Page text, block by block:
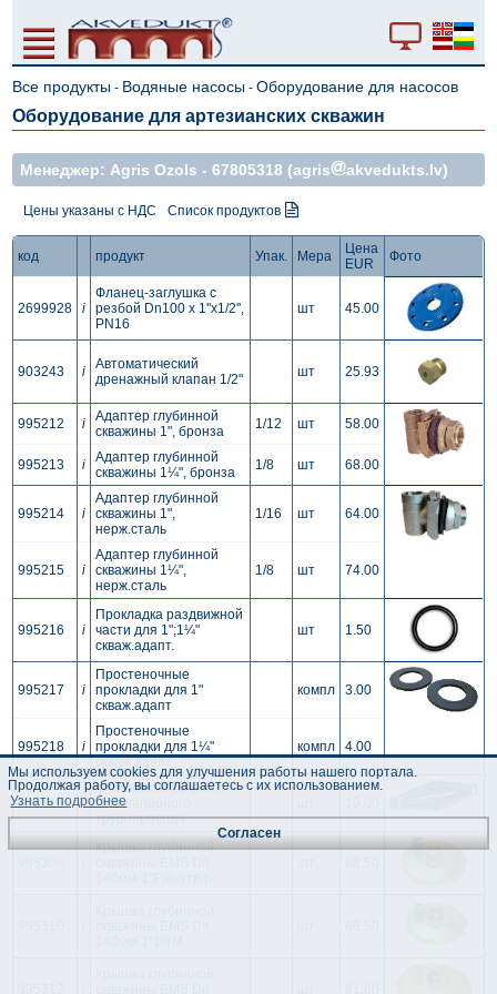
Все продукты - Водяные насосы -Оборудование для насосов
Оборудование для артезианских скважин
Mенеджер: Agris Ozols -67805318 (agris akvedukts.lv)
Цены указаны с НДС Список продуктов
код продукт Упак. Мера
Цена
EUR
Фото
2699928 i
Фланец-заглушка с
резбой Dn100 х 1''x1/2'',
PN16
шт 45.00
903243 i
Автоматический
дренажный клапан 1/2"
шт 25.93
995212 i
Адаптер глубинной
скважины 1", бронза
1/12 шт 58.00
995213 i
Адаптер глубинной
скважины 1¼", бронза
1/8 шт 68.00
995214 i
Адаптер глубинной
скважины 1",
нерж.сталь
1/16 шт 64.00
995215 i
Адаптер глубинной
скважины 1¼",
нерж.сталь
1/8 шт 74.00
995216 i
Прокладка раздвижной
части для 1";1¼"
скваж.адапт.
шт 1.50
995217 i
Простеночные
прокладки для 1"
скваж.адапт
компл 3.00
995218 i
Простеночные
прокладки для 1¼"
скваж.адапт
компл 4.00
995219 i
Стабилизатор D32;
D40 напорного
трубопровода
Крышка глубинной
Мы используем cookies для улучшения работы нашего портала.
Продолжая работу, вы соглашаетесь с их использованием.
Узнать подробнее
Согласен